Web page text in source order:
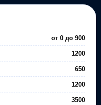
от 0 до900
1200
650
1200
3500